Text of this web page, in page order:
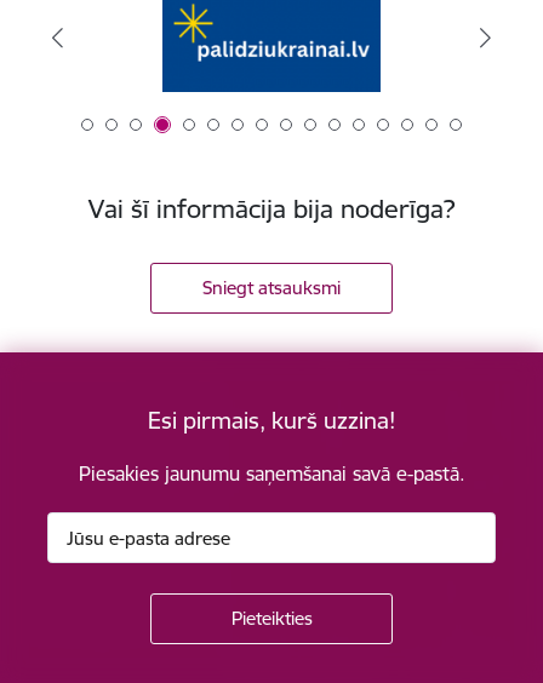
Vai šī informācija bija noderīga?
Sniegt atsauksmi
Esi pirmais, kurš uzzina!
Piesakies jaunumu saņemšanai savā e-pastā.